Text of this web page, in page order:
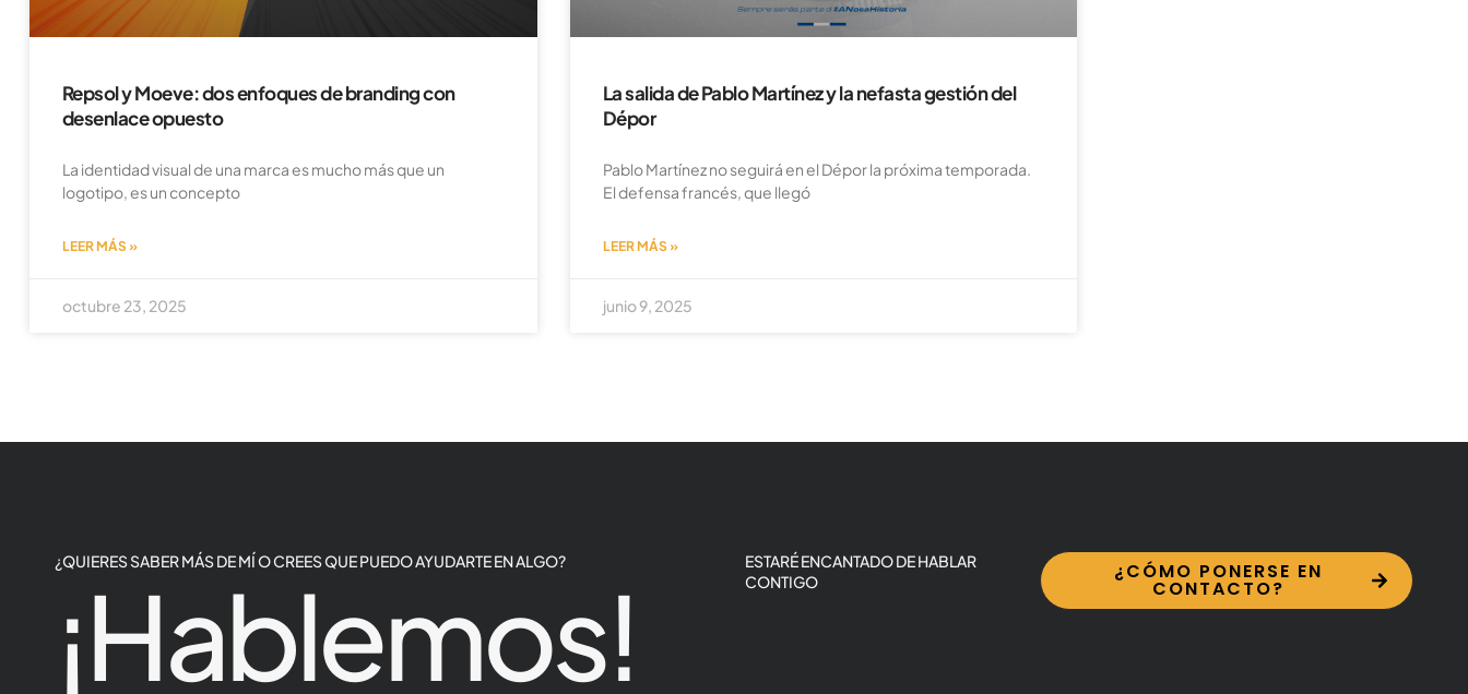
Repsol y Moeve: dos enfoques de branding con
desenlace opuesto
La identidad visual de una marca es mucho más que un
logotipo, es un concepto
LEER MÁS »
octubre 23, 2025
La salida de Pablo Martínez y la nefasta gestión del
Dépor
Pablo Martínez no seguirá en el Dépor la próxima temporada.
El defensa francés, que llegó
LEER MÁS »
junio 9, 2025
¿QUIERES SABER MÁS DE MÍ O CREES QUE PUEDO AYUDARTE EN ALGO?
¡Hablemos!
ESTARÉ ENCANTADO DE HABLAR
CONTIGO
¿CÓMO PONERSE EN
CONTACTO?